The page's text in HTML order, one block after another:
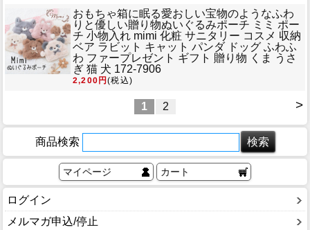
おもちゃ箱に眠る愛おしい宝物のようなふわ
りと優しい贈り物ぬいぐるみポーチ ミミ ポー
チ 小物入れ mimi 化粧 サニタリー コスメ 収納
ベア ラビット キャット パンダ ドッグ ふわふ
わ ファープレゼント ギフト 贈り物 くま うさ
ぎ 猫 犬 172-7906
2,200円(税込)
>
1 2
商品検索
マイページ カート
ログイン
メルマガ申込/停止